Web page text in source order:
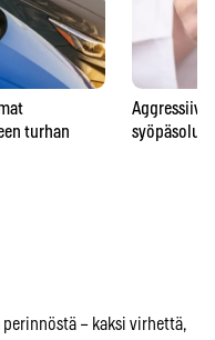
turhan
syöpäsolun
– kaksi virhettä,